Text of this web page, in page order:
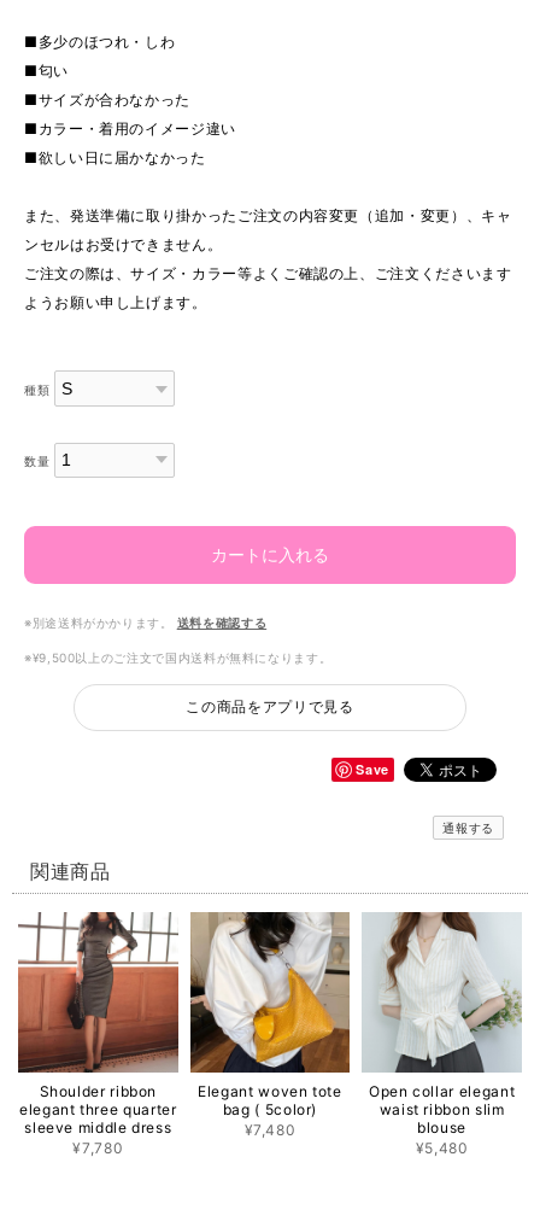
■多少のほつれ・しわ
■匂い
■サイズが合わなかった
■カラー・着用のイメージ違い
■欲しい日に届かなかった
また、発送準備に取り掛かったご注文の内容変更（追加・変更）、キャ
ンセルはお受けできません。
ご注文の際は、サイズ・カラー等よくご確認の上、ご注文くださいます
ようお願い申し上げます。
種類
数量
カートに入れる
※別途送料がかかります。 送料を確認する
※¥9,500以上のご注文で国内送料が無料になります。
この商品をアプリで見る
Save
通報する
関連商品
Shoulder ribbon
elegant three quarter
sleeve middle dress
¥7,780
Elegant woven tote
bag ( 5color)
¥7,480
Open collar elegant
waist ribbon slim
blouse
¥5,480